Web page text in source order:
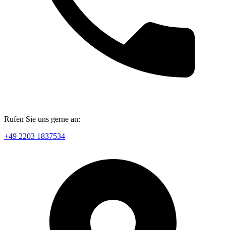
Rufen Sie uns gerne an:
+49 2203 1837534